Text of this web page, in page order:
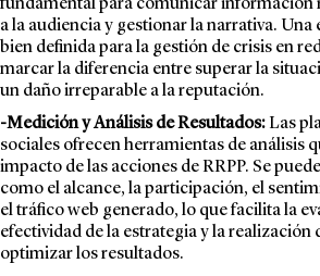
fundamental para comunicar información
a la audiencia y gestionar la narrativa. Una
bien definida para la gestión de crisis en
marcar la diferencia entre superar la
un daño irreparable a la reputación.
-Medición y Análisis de Resultados:Las
sociales ofrecen herramientas de análisis
impacto de las acciones de RRPP. Se
como el alcance, la participación, el
el tráfico web generado, lo que facilita la
efectividad de la estrategia y la realización
optimizar los resultados.